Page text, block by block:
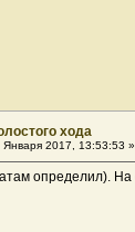
хода
Января 2017, 13:53:53 »
определил).